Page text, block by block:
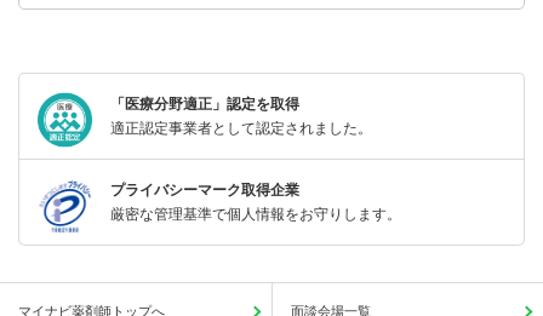
「医療分野適正」認定を取得
適正認定事業者として認定されました。
プライバシーマーク取得企業
厳密な管理基準で個人情報をお守りします。
マイナビ薬剤師トップへ 面談会場一覧